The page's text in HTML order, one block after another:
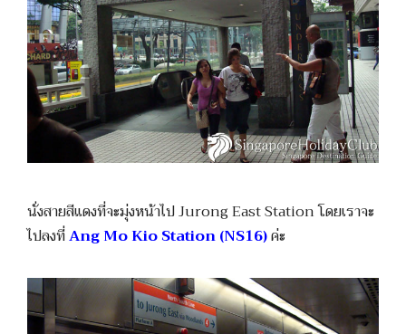
นั่งสายสีแดงที่จะมุ่งหน้าไป Jurong East Station โดยเราจะ
ไปลงที่Ang Mo Kio Station (NS16)ค่ะ